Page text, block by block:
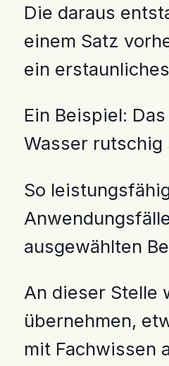
Die daraus
einem Satz
ein
Ein Beispiel:
Wasser
So
ausgewählten
An dieser Stelle
übernehmen,
mit Fachwissen